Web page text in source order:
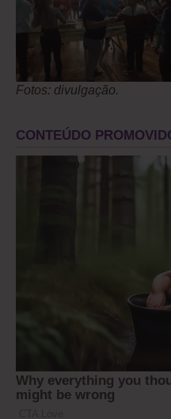
Fotos: divulgação.